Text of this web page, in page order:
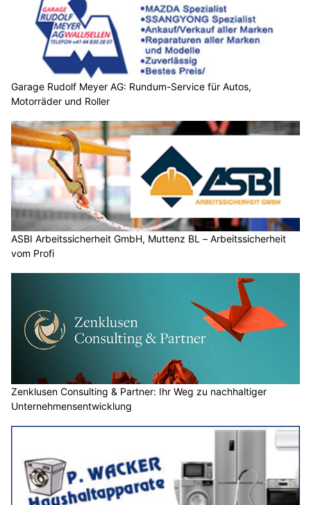
Garage Rudolf Meyer AG: Rundum-Service für Autos,
Motorräder und Roller
ASBI Arbeitssicherheit GmbH, Muttenz BL – Arbeitssicherheit
vom Profi
Zenklusen Consulting & Partner: Ihr Weg zu nachhaltiger
Unternehmensentwicklung